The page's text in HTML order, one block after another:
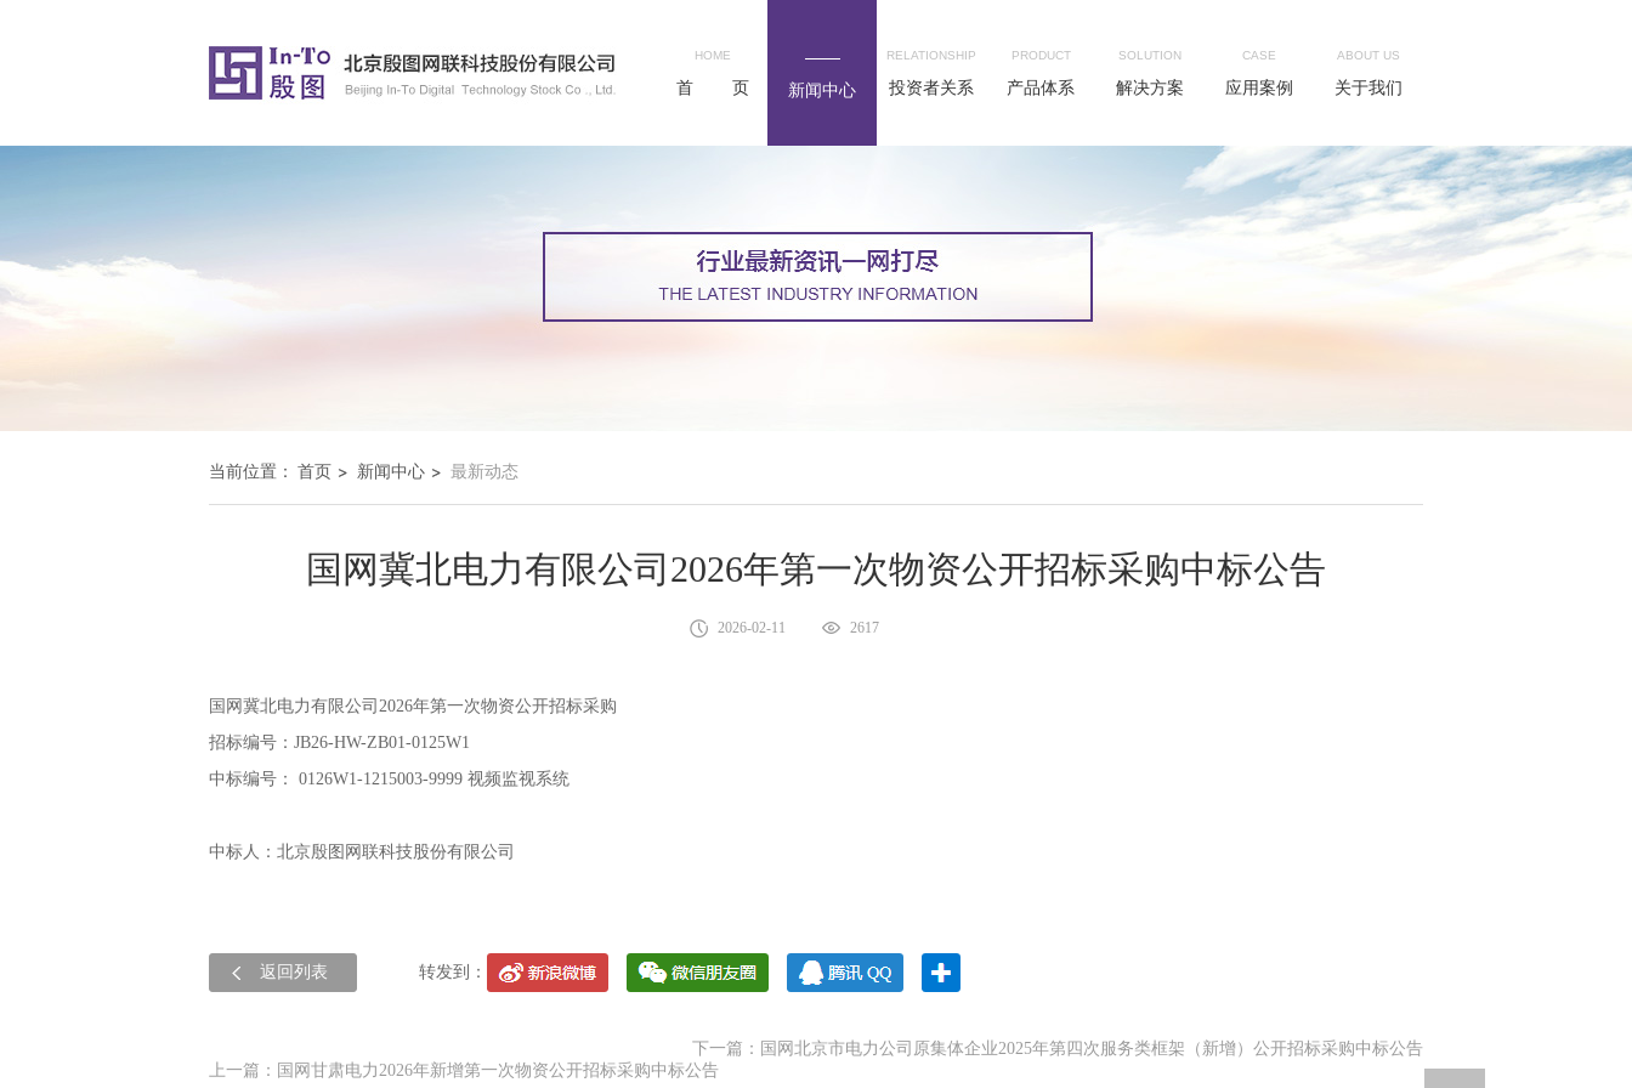
HOME
首 页 新闻中心
RELATIONSHIP
投资者关系
PRODUCT
产品体系
SOLUTION
解决方案
CASE
应用案例
ABOUT US
关于我们
当前位置： 首页 新闻中心 最新动态
国网冀北电力有限公司2026年第一次物资公开招标采购中标公告
2026-02-11 2617
国网冀北电力有限公司2026年第一次物资公开招标采购
招标编号：JB26-HW-ZB01-0125W1
中标编号： 0126W1-1215003-9999 视频监视系统
中标人：北京殷图网联科技股份有限公司
返回列表 转发到：
下一篇：国网北京市电力公司原集体企业2025年第四次服务类框架（新增）公开招标采购中标公告
上一篇：国网甘肃电力2026年新增第一次物资公开招标采购中标公告